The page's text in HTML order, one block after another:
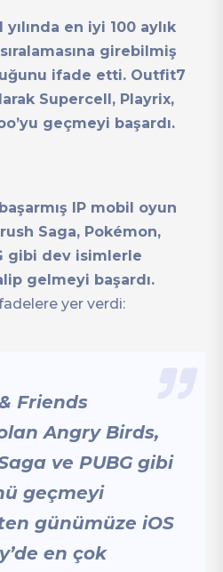
yılında en iyi 100 aylık
girebilmiş
ifade etti. Outfit7
Supercell, Playrix,
geçmeyi başardı.
IP mobil oyun
Saga, Pokémon,
gibi dev isimlerle
gelmeyi başardı.
yer verdi:
Friends
Angry Birds,
ve PUBG gibi
geçmeyi
günümüze iOS
en çok